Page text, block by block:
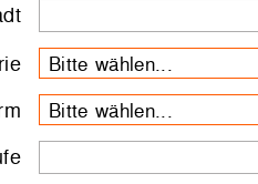
Bitte wählen...
Bitte wählen...